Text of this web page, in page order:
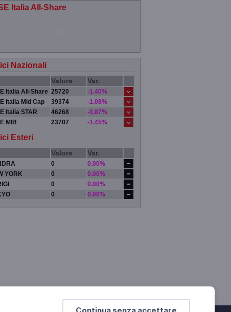
Continua senza accettare
Italia All-Share
Nazionali
Valore Var.
Italia All-Share 25720
-1.40%
Italia Mid Cap
39374
-1.08%
Italia STAR
46268
-0.87%
MIB
23707 -1.45%
Esteri
Valore Var.
0
0.00%
YORK
0
0.00%
0
0.00%
0 0.00%